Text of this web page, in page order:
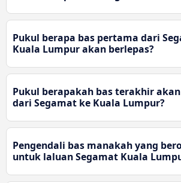
Pukul berapa bas pertama dari
Kuala Lumpur akan berlepas?
Pukul berapakah bas terakhir
dari Segamat ke Kuala Lumpur?
Pengendali bas manakah yang
untuk laluan Segamat Kuala